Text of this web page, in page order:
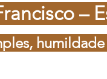
–